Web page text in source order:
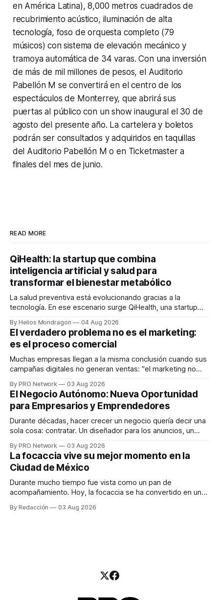
en América Latina), 8,000 metros cuadrados de
recubrimiento acústico, iluminación de alta
tecnología, foso de orquesta completo (79
músicos) con sistema de elevación mecánico y
tramoya automática de 34 varas. Con una inversión
de más de mil millones de pesos, el Auditorio
Pabellón M se convertirá en el centro de los
espectáculos de Monterrey, que abrirá sus
puertas al público con un show inaugural el 30 de
agosto del presente año. La cartelera y boletos
podrán ser consultados y adquiridos en taquillas
del Auditorio Pabellón M o en Ticketmaster a
finales del mes de junio.
READ MORE
QiHealth: la startup que combina
inteligencia artificial y salud para
transformar el bienestar metabólico
La salud preventiva está evolucionando gracias a la
tecnología. En ese escenario surge QiHealth, una startup
dispositivos inteligentes, inteligencia artificial y monitoreo
en tiempo real para ayudar a las personas a tomar mejores
decisiones sobre su salud metabólica. Su propuesta busca
responder
By Helios Mondragon 04 Aug 2026
El verdadero problema no es el marketing:
es el proceso comercial
Muchas empresas llegan a la misma conclusión cuando sus
campañas digitales no generan ventas: "el marketing no
INTERIUS, el problema suele estar en otro lugar. Durante
una entrevista para el podcast SER PRO, el especialista en
marketing digital explicó que
By PRO Network 03 Aug 2026
El Negocio Autónomo: Nueva Oportunidad
para Empresarios y Emprendedores
Durante décadas, hacer crecer un negocio quería decir una
sola cosa: contratar. Un diseñador para los anuncios, un
para los textos, alguien que supiera de publicidad digital
para encontrar prospectos, un vendedor para atender
llamadas y mensajes, y —con suerte— una persona
By PRO Network 03 Aug 2026
La focaccia vive su mejor momento en la
Ciudad de México
Durante mucho tiempo fue vista como un pan de
acompañamiento. Hoy, la focaccia se ha convertido en uno
artesanal, ingredientes de calidad y experiencias que
By Redacción 03 Aug 2026